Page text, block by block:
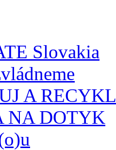
Slovakia
A
NA DOTYK